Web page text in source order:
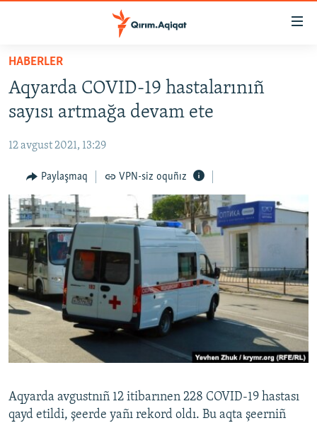
Esas
qaytmaq
Baş
navigatsiyağa
qaytmaq
qaytmaq
HABERLER
SİYASET
İQTİSADİYAT
CEMİYET
MEDENİYET
İNSAN AQLARI
VİDEO
SÜRET
BLOGLAR
FİKİR
Русский
Українською
QOŞULIÑIZ!
HABERLER
Aqyarda COVID-19 hastalarınıñ
sayısı artmağa devam ete
12 avgust 2021, 13:29
Paylaşmaq VPN-siz oquñız
Aqyarda avgustnıñ 12 itibarınen 228 COVID-19 hastası
qayd etildi, şeerde yañı rekord oldı. Bu aqta şeerniñ